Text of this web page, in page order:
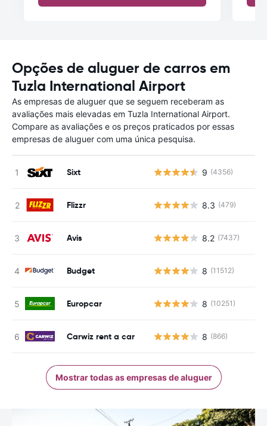
Opções de aluguer de carros em
Tuzla International Airport
As empresas de aluguer que se seguem receberam as
avaliações mais elevadas em Tuzla International Airport.
Compare as avaliações e os preços praticados por essas
empresas de aluguer com uma única pesquisa.
Sixt 9 (4356)
Flizzr 8.3 (479)
Avis 8.2 (7437)
Budget 8 (11512)
Europcar 8 (10251)
Carwiz rent a car 8 (866)
Mostrar todas as empresas de aluguer